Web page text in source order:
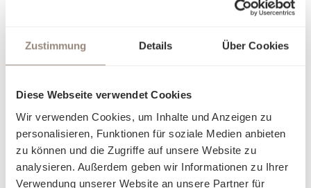
Zustimmung Details Über Cookies
Diese Webseite verwendet Cookies
Wir verwenden Cookies, um Inhalte und Anzeigen zu
personalisieren, Funktionen für soziale Medien anbieten
zu können und die Zugriffe auf unsere Website zu
analysieren. Außerdem geben wir Informationen zu Ihrer
Verwendung unserer Website an unsere Partner für